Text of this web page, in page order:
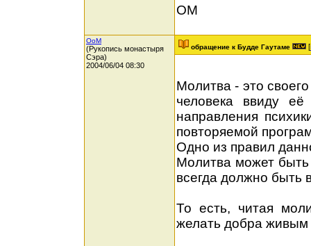
ОМ
OoM
(Рукопись монастыря
Сэра)
2004/06/04 08:30
обращение к Будде Гаутаме [
Молитва - это
человека ввиду её
направления
повторяемой
Одно из правил
Молитва может
всегда должно быть
То есть, читая
желать добра